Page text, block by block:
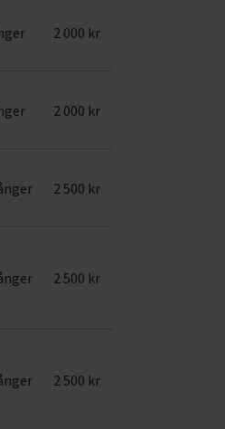
2 000 kr
2 000 kr
2 500 kr
2 500 kr
2 500 kr